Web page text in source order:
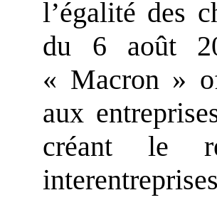
l’égalité des
du 6 août
« Macron »
aux
créant le